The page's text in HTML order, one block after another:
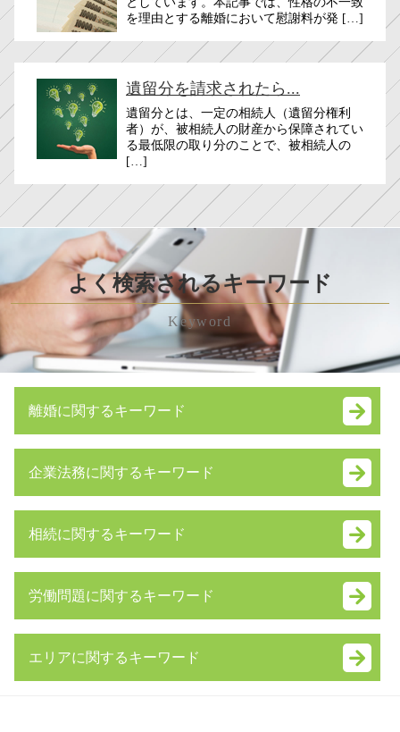
を理由とする離婚において慰謝料が発 […]
遺留分を請求されたら...
遺留分とは、一定の相続人（遺留分権利
者）が、被相続人の財産から保障されてい
る最低限の取り分のことで、被相続人の
[…]
よく検索されるキーワード
Keyword
離婚に関するキーワード
スピード 離婚
離婚調停 不成立
モラハラ 離婚 慰謝料
離婚 拒否
養育費 未払い
企業法務に関するキーワード
簡易 分割
会社分割 手続き
資本 提携
相続に関するキーワード
寄与分 相続
限定承認 手続き
労働問題に関するキーワード
残業代請求 時効
エリアに関するキーワード